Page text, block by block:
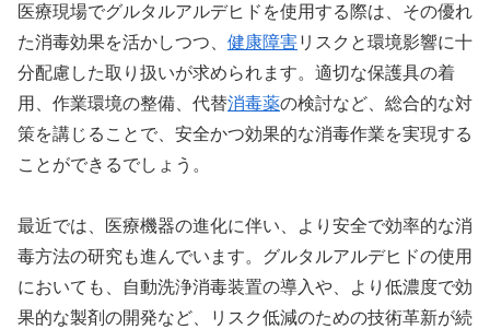
医療現場でグルタルアルデヒドを使用する際は、その優れ
た消毒効果を活かしつつ、 健康障害リスクと環境影響に十
分配慮した取り扱いが求められます。適切な保護具の着
用、作業環境の整備、代替消毒薬の検討など、総合的な対
策を講じることで、安全かつ効果的な消毒作業を実現する
ことができるでしょう。
最近では、医療機器の進化に伴い、より安全で効率的な消
毒方法の研究も進んでいます。グルタルアルデヒドの使用
においても、自動洗浄消毒装置の導入や、より低濃度で効
果的な製剤の開発など、リスク低減のための技術革新が続